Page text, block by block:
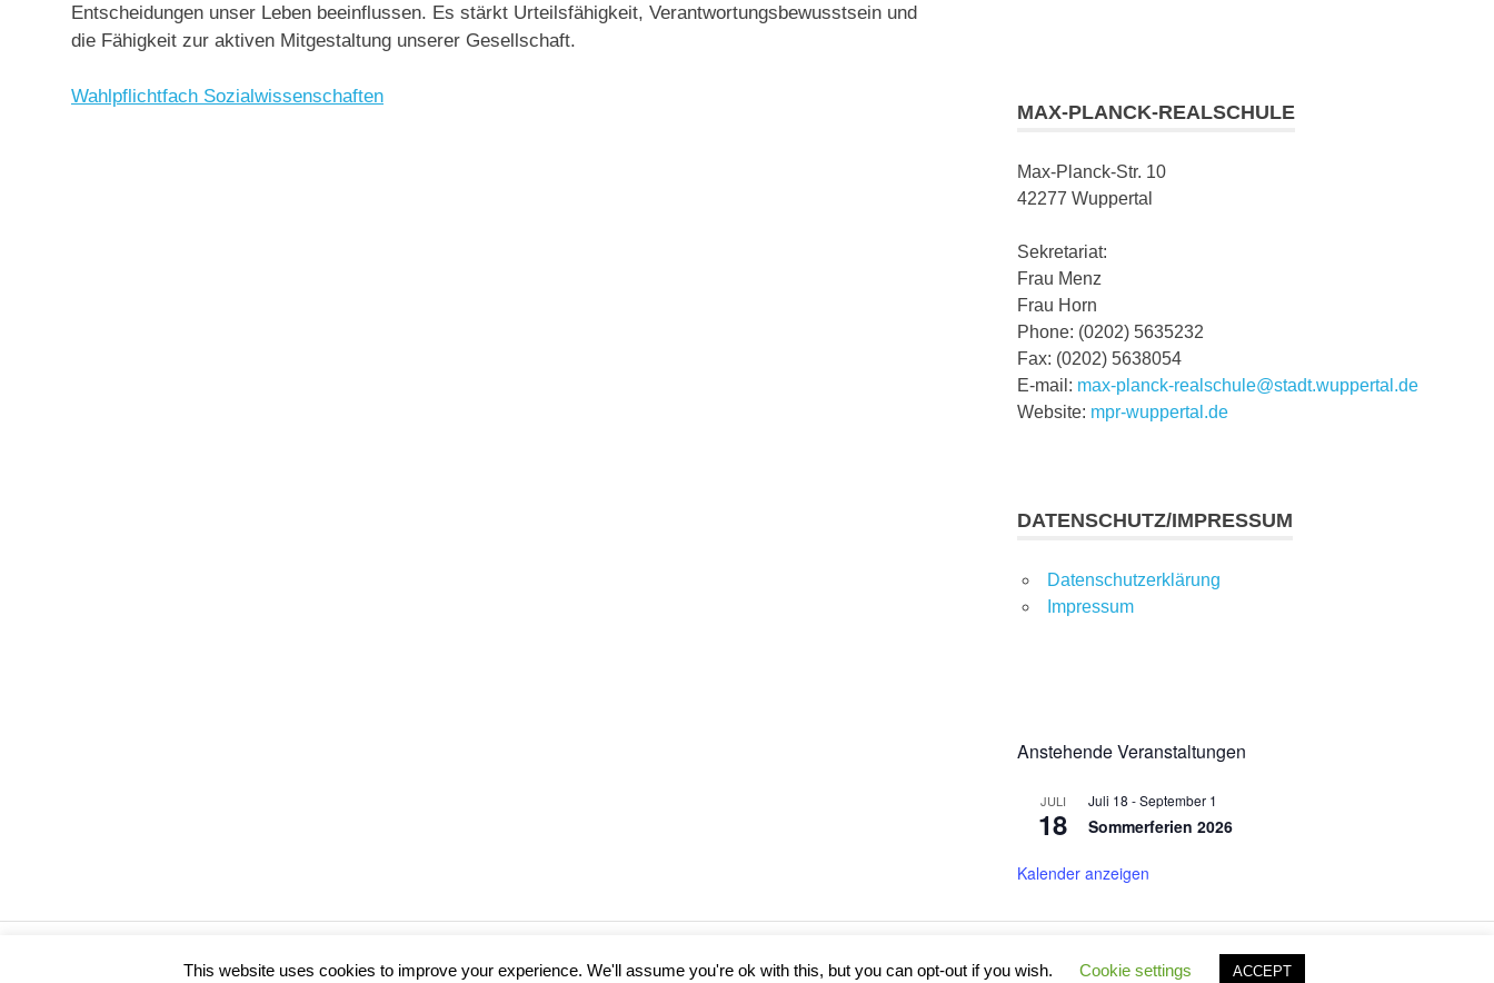
Entscheidungen unser Leben beeinflussen. Es stärkt Urteilsfähigkeit, Verantwortungsbewusstsein und
die Fähigkeit zur aktiven Mitgestaltung unserer Gesellschaft.
Wahlpflichtfach Sozialwissenschaften
MAX-PLANCK-REALSCHULE
Max-Planck-Str. 10
42277 Wuppertal
Sekretariat:
Frau Menz
Frau Horn
Phone: (0202) 5635232
Fax: (0202) 5638054
E-mail: max-planck-realschule@stadt.wuppertal.de
Website: mpr-wuppertal.de
DATENSCHUTZ/IMPRESSUM
Datenschutzerklärung
Impressum
Anstehende Veranstaltungen
JULI
18
Juli 18 -September 1
Sommerferien 2026
Kalender anzeigen
WordPress-Theme: Poseidon von ThemeZee.
This website uses cookies to improve your experience. We'll assume you're ok with this, but you can opt-out if you wish. Cookie settings ACCEPT